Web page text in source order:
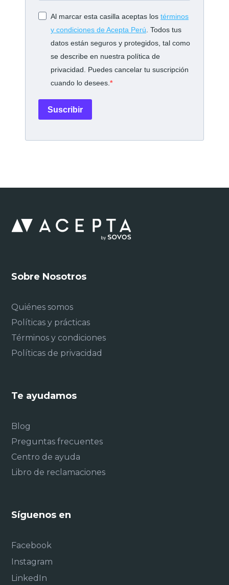
Al marcar esta casilla aceptas los términos
y condiciones de Acepta Perú . Todos tus
datos están seguros y protegidos, tal como
se describe en nuestra política de
privacidad. Puedes cancelar tu suscripción
cuando lo desees.
Suscribir
Sobre Nosotros
Quiénes somos
Políticas y prácticas
Términos y condiciones
Políticas de privacidad
Te ayudamos
Blog
Preguntas frecuentes
Centro de ayuda
Libro de reclamaciones
Síguenos en
Facebook
Instagram
LinkedIn